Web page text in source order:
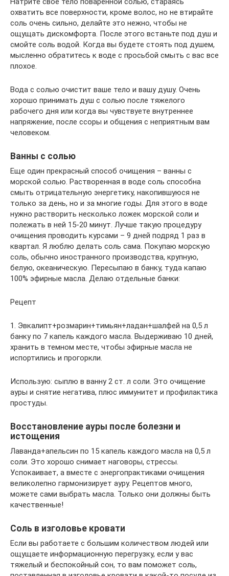
охватить все поверхности, кроме волос, но не втирайте
соль очень сильно, делайте это нежно, чтобы не
ощущать дискомфорта. После этого встаньте под душ и
смойте соль водой. Когда вы будете стоять под душем,
мысленно обратитесь к воде с просьбой смыть с вас все
плохое.
Вода с солью очистит ваше тело и вашу душу. Очень
хорошо принимать душ с солью после тяжелого
рабочего дня или когда вы чувствуете внутреннее
напряжение, после ссоры и общения с неприятным вам
человеком.
Ванны с солью
Еще один прекрасный способ очищения – ванны с
морской солью. Растворенная в воде соль способна
смыть отрицательную энергетику, накопившуюся не
только за день, но и за многие годы. Для этого в воде
нужно растворить несколько ложек морской соли и
полежать в ней 15-20 минут. Лучше такую процедуру
очищения проводить курсами – 9 дней подряд 1 раз в
квартал. Я люблю делать соль сама. Покупаю морскую
соль, обычно иностранного производства, крупную,
белую, океаническую. Пересыпаю в банку, туда капаю
100% эфирные масла. Делаю отдельные банки:
Рецепт
1. Эвкалипт+розмарин+тимьян+ладан+шалфей на 0,5 л
банку по 7 капель каждого масла. Выдерживаю 10 дней,
хранить в темном месте, чтобы эфирные масла не
испортились и прогоркли.
Использую: сыплю в ванну 2 ст. л соли. Это очищение
ауры и снятие негатива, плюс иммунитет и профилактика
простуды.
Восстановление ауры после болезни и
истощения
Лаванда+апельсин по 15 капель каждого масла на 0,5 л
соли. Это хорошо снимает наговоры, стрессы.
Успокаивает, а вместе с энергопрактиками очищения
великолепно гармонизирует ауру. Рецептов много,
можете сами выбрать масла. Только они должны быть
качественные!
Соль в изголовье кровати
Если вы работаете с большим количеством людей или
ощущаете информационную перегрузку, если у вас
тяжелый и беспокойный сон, то вам поможет соль,